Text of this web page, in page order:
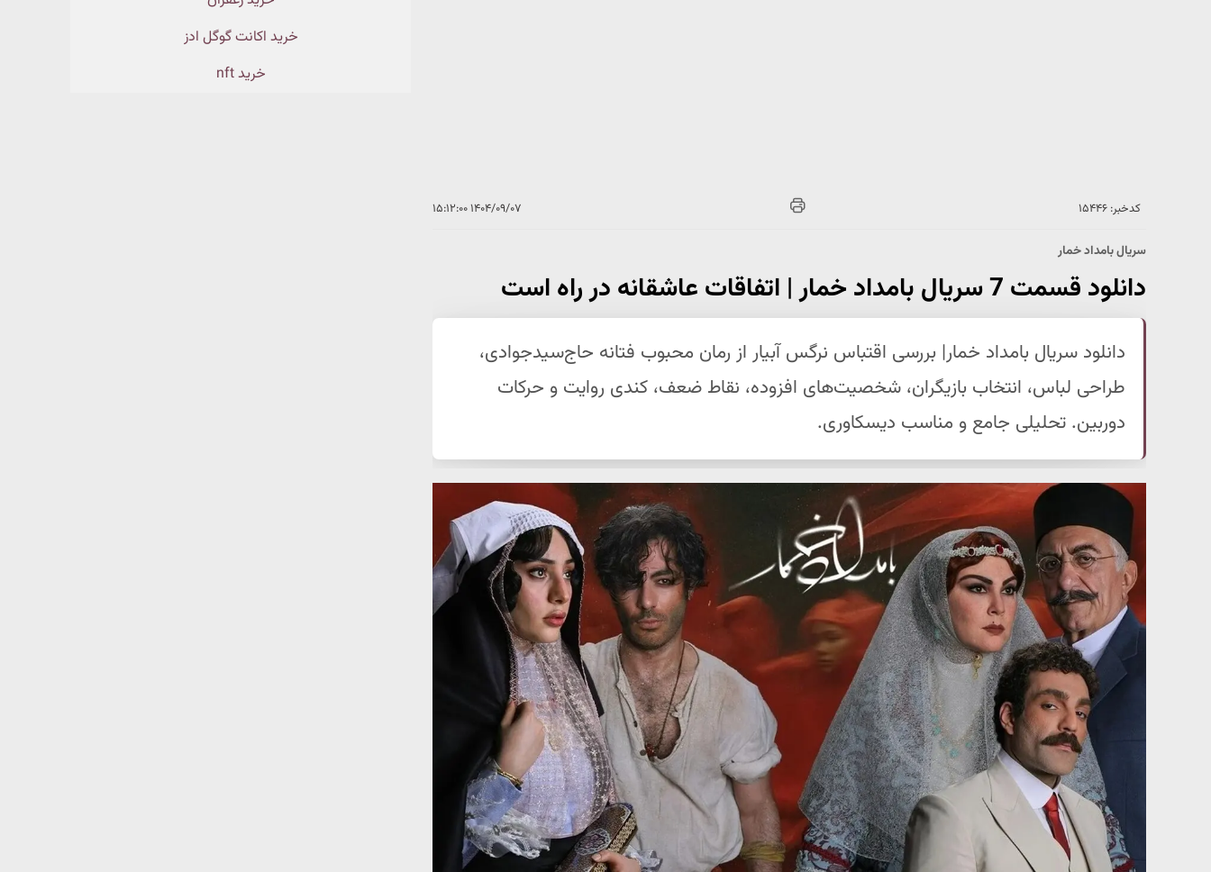
کدخبر: ۱۵۴۴۶ ۱۴۰۴/۰۹/۰۷ ۱۵:۱۲:۰۰
سریال بامداد خمار
دانلود قسمت 7 سریال بامداد خمار | اتفاقات عاشقانه در راه است
دانلود سریال بامداد خمار| بررسی اقتباس نرگس آبیار از رمان محبوب فتانه حاج‌سیدجوادی،
طراحی لباس، انتخاب بازیگران، شخصیت‌های افزوده، نقاط ضعف، کندی روایت و حرکات
دوربین. تحلیلی جامع و مناسب دیسکاوری.
خرید اکانت گوگل ادز
خرید nft